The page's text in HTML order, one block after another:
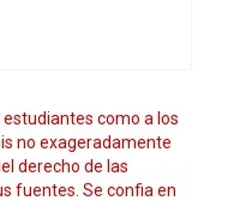
como a los
no exageradamente
derecho de las
fuentes. Se confia en